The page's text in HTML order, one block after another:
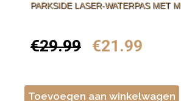
PARKSIDE LASER-WATERPAS MET
€29.99 €21.99
Toevoegen aan winkelwagen